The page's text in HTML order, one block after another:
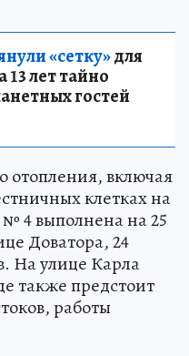
«сетку»для
лет тайно
гостей
отопления, включая
клетках на
4 выполнена на 25
Доватора, 24
На улице Карла
также предстоит
работы